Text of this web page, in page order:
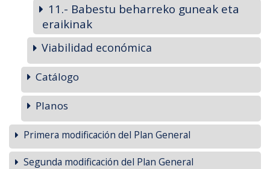
11.- Babestu beharreko guneak eta
eraikinak
Viabilidad económica
Catálogo
Planos
Primera modificación del Plan General
Segunda modificación del Plan General